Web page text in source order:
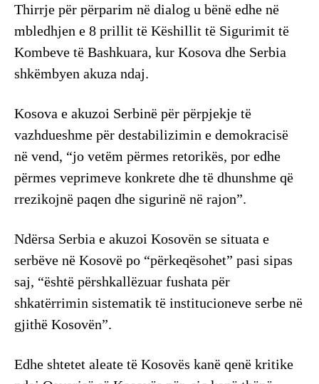
Thirrje për përparim në dialog u bënë edhe në
mbledhjen e 8 prillit të Këshillit të Sigurimit të
Kombeve të Bashkuara, kur Kosova dhe Serbia
shkëmbyen akuza ndaj.
Kosova e akuzoi Serbinë për përpjekje të
vazhdueshme për destabilizimin e demokracisë
në vend, “jo vetëm përmes retorikës, por edhe
përmes veprimeve konkrete dhe të dhunshme që
rrezikojnë paqen dhe sigurinë në rajon”.
Ndërsa Serbia e akuzoi Kosovën se situata e
serbëve në Kosovë po “përkeqësohet” pasi sipas
saj, “është përshkallëzuar fushata për
shkatërrimin sistematik të institucioneve serbe në
gjithë Kosovën”.
Edhe shtetet aleate të Kosovës kanë qenë kritike